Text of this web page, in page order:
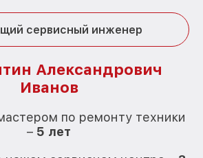
сервисный инженер
Александрович
Иванов
по ремонту техники
– 5 лет